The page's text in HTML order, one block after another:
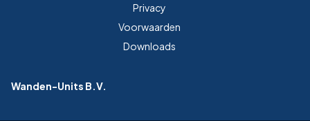
Privacy
Voorwaarden
Downloads
Wanden-Units B.V.